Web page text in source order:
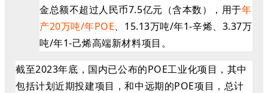
金总额不超过人民币7.5亿元（含本数），用于年
产20万吨/年POE、15.13万吨/年1-辛烯、3.37万
吨/年1-己烯高端新材料项目。
截至2023年底，国内已公布的POE工业化项目，其中
包括计划近期投建项目，和中远期的POE项目，总计